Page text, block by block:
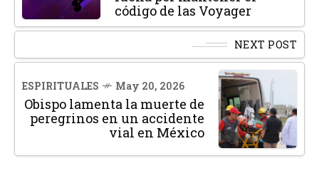
código de las Voyager
NEXT POST
ESPIRITUALES May 20, 2026
Obispo lamenta la muerte de
peregrinos en un accidente
vial en México